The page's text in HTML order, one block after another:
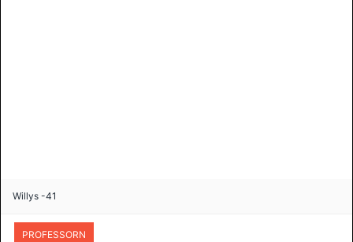
Willys -41
PROFESSORN